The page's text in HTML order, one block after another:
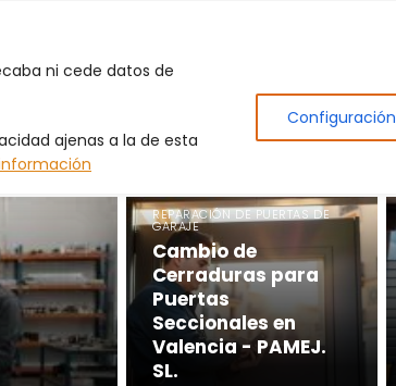
ni cede datos de
ajenas a la de esta
Configuración
de Garaje
REPARACIÓN DE PUERTAS DE
GARAJE
Cambio de
Cerraduras para
Puertas
Seccionales en
Valencia - PAMEJ.
SL.